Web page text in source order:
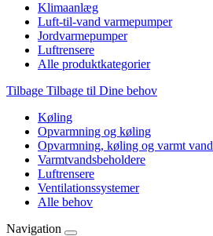
Klimaanlæg
Luft-til-vand varmepumper
Jordvarmepumper
Luftrensere
Alle produktkategorier
Tilbage Tilbage til Dine behov
Køling
Opvarmning og køling
Opvarmning, køling og varmt vand
Varmtvandsbeholdere
Luftrensere
Ventilationssystemer
Alle behov
Navigation